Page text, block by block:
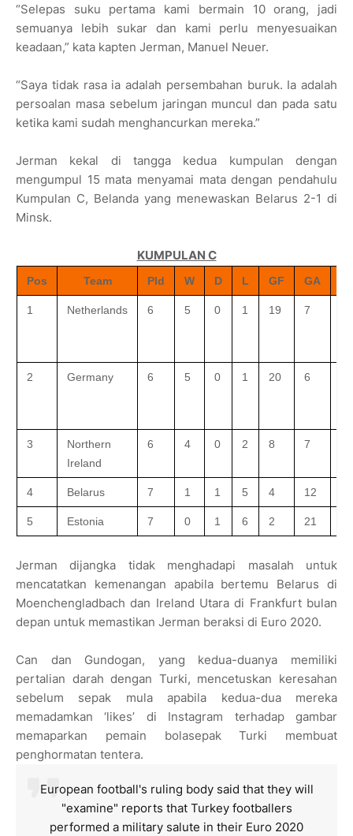
“Selepas suku pertama kami bermain 10 orang, jadi
semuanya lebih sukar dan kami perlu menyesuaikan
keadaan,” kata kapten Jerman, Manuel Neuer.
“Saya tidak rasa ia adalah persembahan buruk. Ia adalah
persoalan masa sebelum jaringan muncul dan pada satu
ketika kami sudah menghancurkan mereka.”
Jerman kekal di tangga kedua kumpulan dengan
mengumpul 15 mata menyamai mata dengan pendahulu
Kumpulan C, Belanda yang menewaskan Belarus 2-1 di
Minsk.
KUMPULAN C
Pos Team Pld W D L GF GA
1 Netherlands 6 5 0 1 19 7
2 Germany 6 5 0 1 20 6
3
Northern
Ireland
6 4 0 2 8 7
4 Belarus 7 1 1 5 4 12
5 Estonia 7 0 1 6 2 21
Jerman dijangka tidak menghadapi masalah untuk
mencatatkan kemenangan apabila bertemu Belarus di
Moenchengladbach dan Ireland Utara di Frankfurt bulan
depan untuk memastikan Jerman beraksi di Euro 2020.
Can dan Gundogan, yang kedua-duanya memiliki
pertalian darah dengan Turki, mencetuskan keresahan
sebelum sepak mula apabila kedua-dua mereka
memadamkan ‘likes’ di Instagram terhadap gambar
memaparkan pemain bolasepak Turki membuat
penghormatan tentera.
European football's ruling body said that they will
"examine" reports that Turkey footballers
performed a military salute in their Euro 2020